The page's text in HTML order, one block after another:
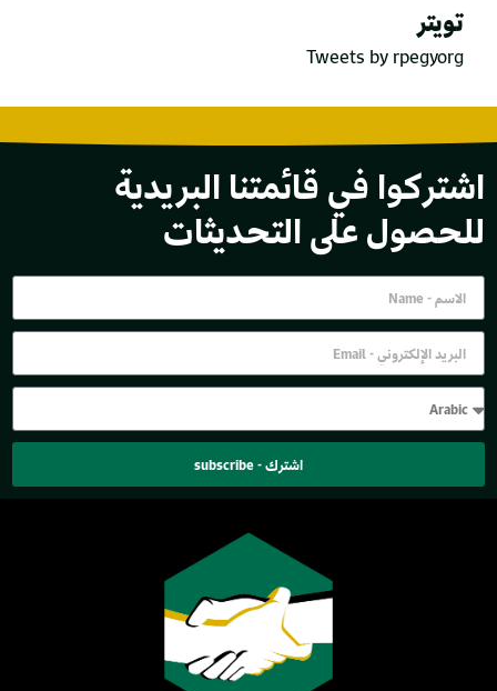
تويتر
Tweets by rpegyorg
اشتركوا في قائمتنا البريدية
للحصول على التحديثات
اشترك - subscribe